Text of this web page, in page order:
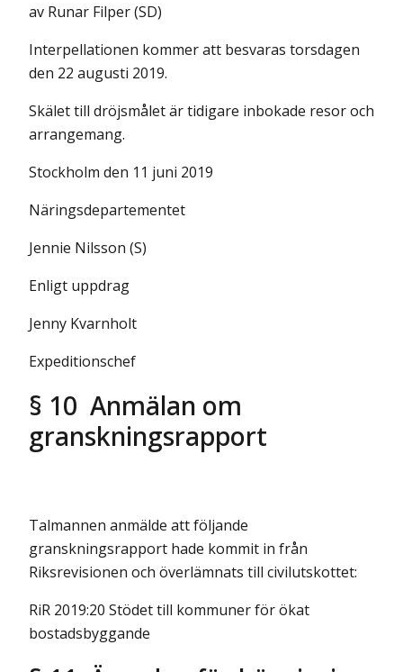
av Runar Filper (SD)
Interpellationen kommer att besvaras torsdagen
den 22 augusti 2019.
Skälet till dröjsmålet är tidigare inbokade resor och
arrangemang.
Stockholm den 11 juni 2019
Näringsdepartementet
Jennie Nilsson (S)
Enligt uppdrag
Jenny Kvarnholt
Expeditionschef
§ 10 Anmälan om
granskningsrapport
Talmannen anmälde att följande
granskningsrapport hade kommit in från
Riksrevisionen och överlämnats till civilutskottet:
RiR 2019:20 Stödet till kommuner för ökat
bostadsbyggande